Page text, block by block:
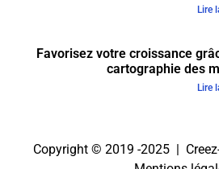
Lire
Favorisez votre croissance
cartographie des
Lire
Copyright © 2019 -2025 |